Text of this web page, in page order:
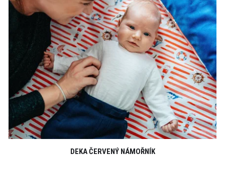
DEKA ČERVENÝ NÁMOŘNÍK